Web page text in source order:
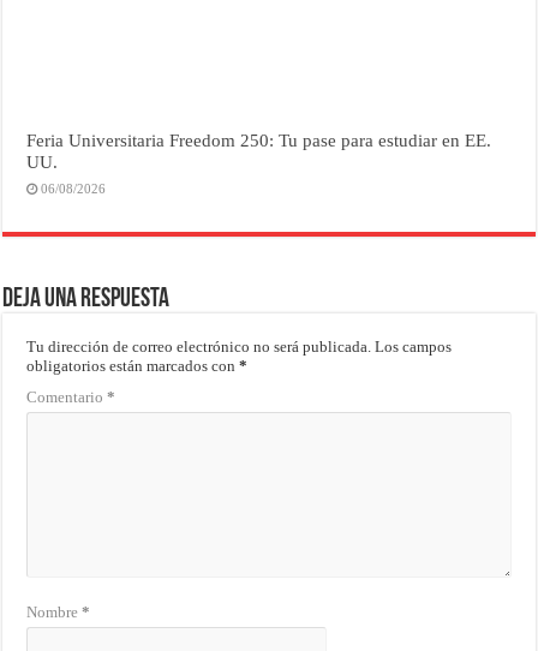
Feria Universitaria Freedom 250: Tu pase para estudiar en EE.
UU.
06/08/2026
Deja una respuesta
Tu dirección de correo electrónico no será publicada. Los campos
obligatorios están marcados con*
Comentario*
Nombre*